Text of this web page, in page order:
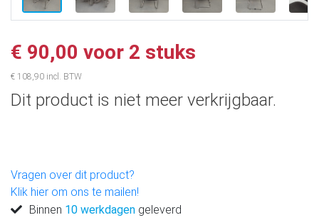
€ 90,00 voor 2 stuks
€ 108,90 incl. BTW
Dit product is niet meer verkrijgbaar.
Vragen over dit product?
Klik hier om ons te mailen!
Binnen 10 werkdagen geleverd